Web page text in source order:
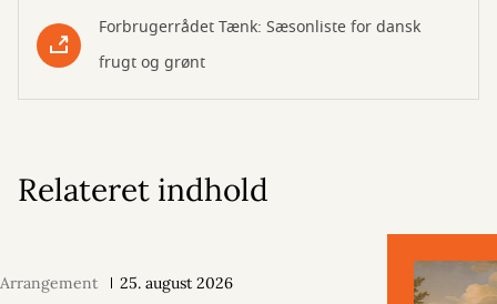
Forbrugerrådet Tænk: Sæsonliste for dansk
frugt og grønt
Relateret indhold
Arrangement 25. august 2026